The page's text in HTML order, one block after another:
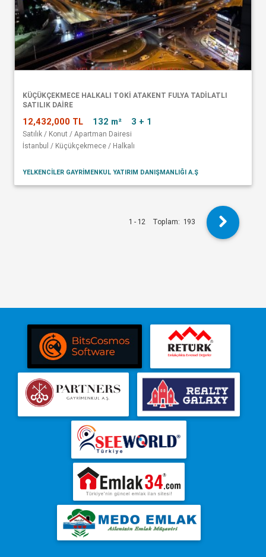
KÜÇÜKÇEKMECE HALKALI TOKİ ATAKENT FULYA TADİLATLI
SATILIK DAİRE
12,432,000 TL 132 m² 3 + 1
Satılık / Konut / Apartman Dairesi
İstanbul / Küçükçekmece / Halkalı
YELKENCİLER GAYRİMENKUL YATIRIM DANIŞMANLIĞI A.Ş
1 - 12 Toplam: 193